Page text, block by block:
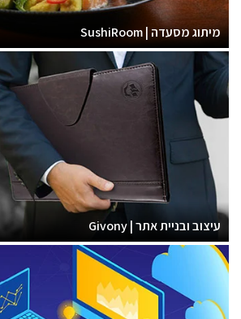
מיתוג מסעדה | SushiRoom
עיצוב ובניית אתר | Givony